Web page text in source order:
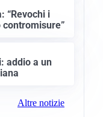
“Revochi i
addio a un
Altre notizie